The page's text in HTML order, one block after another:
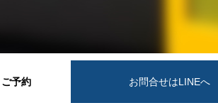
予約 お問合せはLINEへ